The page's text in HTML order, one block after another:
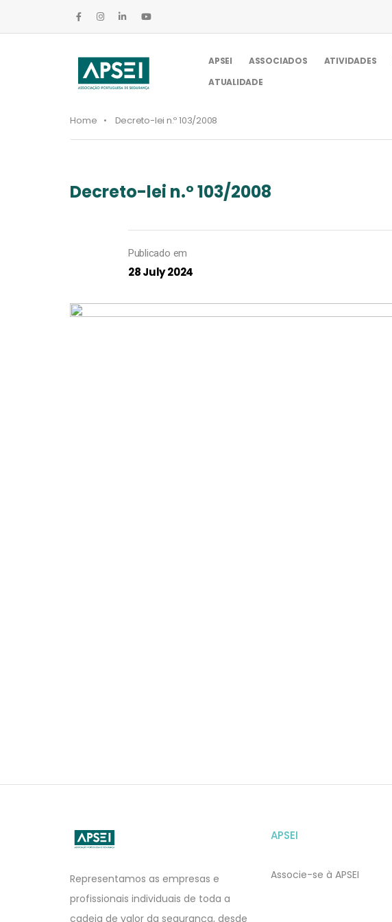
APSEI ASSOCIADOS ATIVIDADES
ATUALIDADE
Home Decreto-lei n.º 103/2008
Decreto-lei n.º 103/2008
Publicado em
28 July 2024
Representamos as empresas e
profissionais individuais de toda a
cadeia de valor da segurança, desde
APSEI
Associe-se à APSEI